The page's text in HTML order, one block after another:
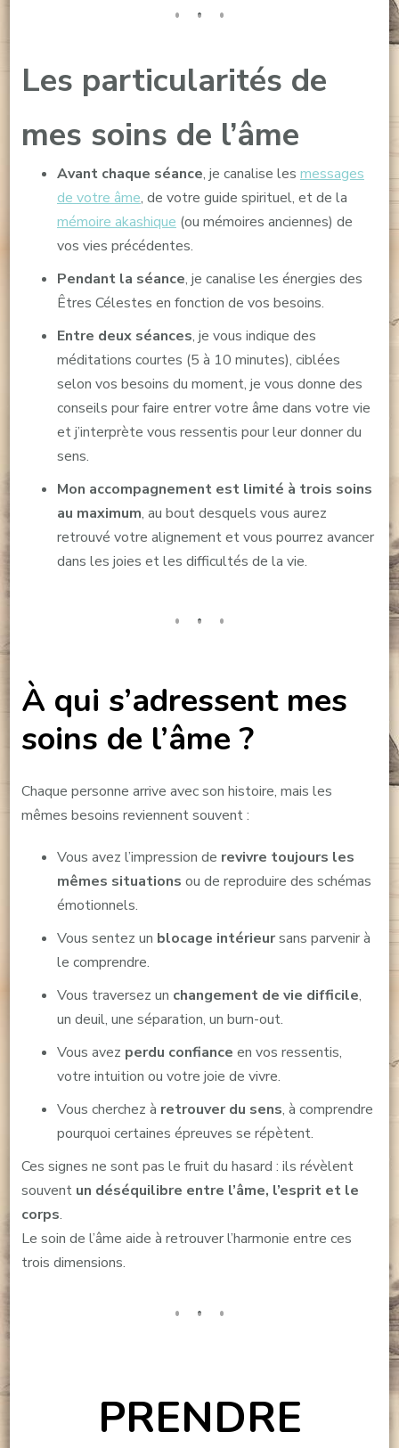
Les particularités de
mes soins de l’âme
Avant chaque séance, je canalise les messages
de votre âme, de votre guide spirituel, et de la
mémoire akashique(ou mémoires anciennes) de
vos vies précédentes.
Pendant la séance, je canalise les énergies des
Êtres Célestes en fonction de vos besoins.
Entre deux séances, je vous indique des
méditations courtes (5 à 10 minutes), ciblées
selon vos besoins du moment, je vous donne des
conseils pour faire entrer votre âme dans votre vie
et j’interprète vous ressentis pour leur donner du
sens.
Mon accompagnement est limité à trois soins
au maximum, au bout desquels vous aurez
retrouvé votre alignement et vous pourrez avancer
dans les joies et les difficultés de la vie.
À qui s’adressent mes
soins de l’âme ?
Chaque personne arrive avec son histoire, mais les
mêmes besoins reviennent souvent :
Vous avez l’impression de revivre toujours les
mêmes situations ou de reproduire des schémas
émotionnels.
Vous sentez un blocage intérieursans parvenir à
le comprendre.
Vous traversez un changement de vie difficile,
un deuil, une séparation, un burn-out.
Vous avez perdu confiance en vos ressentis,
votre intuition ou votre joie de vivre.
Vous cherchez à retrouver du sens, à comprendre
pourquoi certaines épreuves se répètent.
Ces signes ne sont pas le fruit du hasard : ils révèlent
souvent un déséquilibre entre l’âme, l’esprit et le
corps.
Le soin de l’âme aide à retrouver l’harmonie entre ces
trois dimensions.
PRENDRE